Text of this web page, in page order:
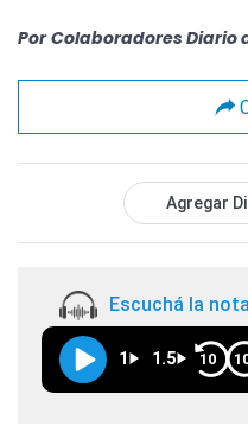
Por Colaboradores Diario
Agregar
Escuchá la
1 1.5 10